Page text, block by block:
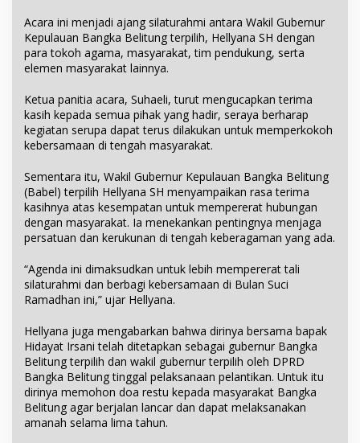
Acara ini menjadi ajang silaturahmi antara Wakil Gubernur
Kepulauan Bangka Belitung terpilih, Hellyana SH dengan
para tokoh agama, masyarakat, tim pendukung, serta
elemen masyarakat lainnya.
Ketua panitia acara, Suhaeli, turut mengucapkan terima
kasih kepada semua pihak yang hadir, seraya berharap
kegiatan serupa dapat terus dilakukan untuk memperkokoh
kebersamaan di tengah masyarakat.
Sementara itu, Wakil Gubernur Kepulauan Bangka Belitung
(Babel) terpilih Hellyana SH menyampaikan rasa terima
kasihnya atas kesempatan untuk mempererat hubungan
dengan masyarakat. Ia menekankan pentingnya menjaga
persatuan dan kerukunan di tengah keberagaman yang ada.
“Agenda ini dimaksudkan untuk lebih mempererat tali
silaturahmi dan berbagi kebersamaan di Bulan Suci
Ramadhan ini,” ujar Hellyana.
Hellyana juga mengabarkan bahwa dirinya bersama bapak
Hidayat Irsani telah ditetapkan sebagai gubernur Bangka
Belitung terpilih dan wakil gubernur terpilih oleh DPRD
Bangka Belitung tinggal pelaksanaan pelantikan. Untuk itu
dirinya memohon doa restu kepada masyarakat Bangka
Belitung agar berjalan lancar dan dapat melaksanakan
amanah selama lima tahun.